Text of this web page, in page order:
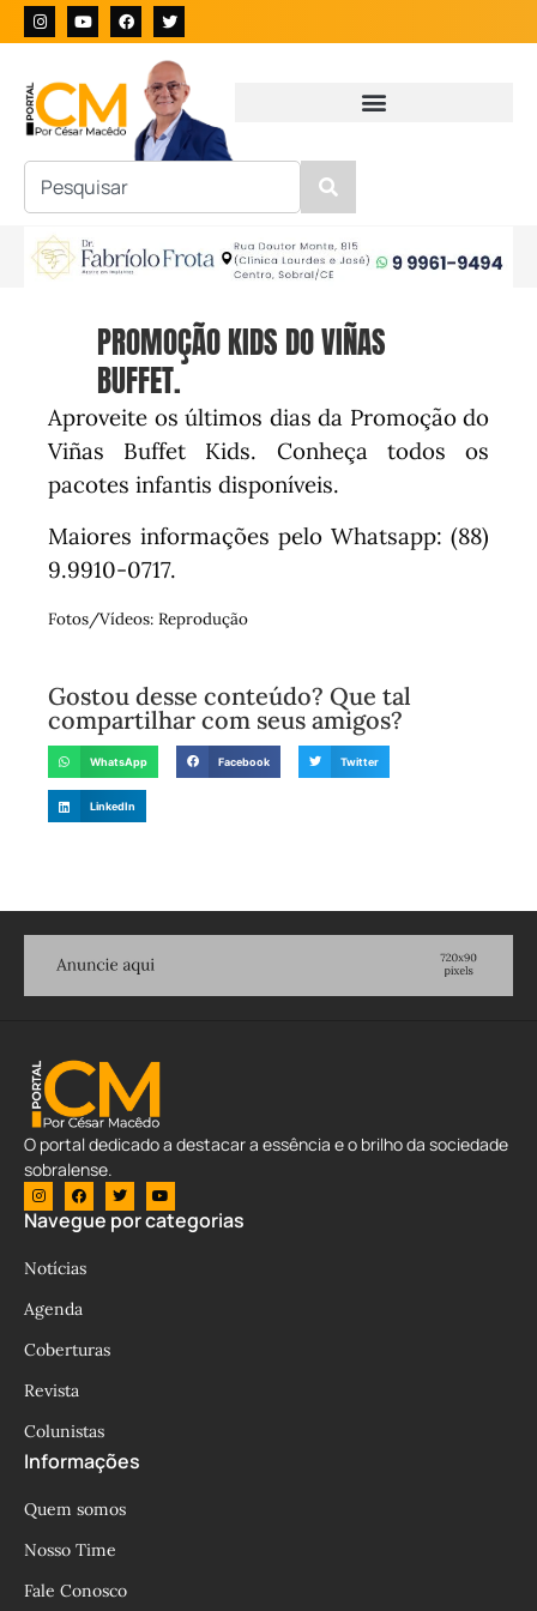
PROMOÇÃO KIDS DO VIÑAS
BUFFET.
Aproveite os últimos dias da Promoção do
Viñas Buffet Kids. Conheça todos os
pacotes infantis disponíveis.
Maiores informações pelo Whatsapp: (88)
9.9910-0717.
Fotos/Vídeos: Reprodução
Gostou desse conteúdo? Que tal
compartilhar com seus amigos?
WhatsApp Facebook Twitter
LinkedIn
O portal dedicado a destacar a essência e o brilho da sociedade
sobralense.
Navegue por categorias
Notícias
Agenda
Coberturas
Revista
Colunistas
Informações
Quem somos
Nosso Time
Fale Conosco